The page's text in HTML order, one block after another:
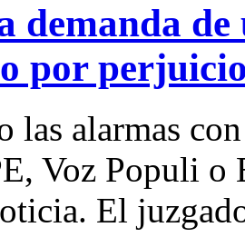
demanda de
por
las alarmas
Voz Populi o
El